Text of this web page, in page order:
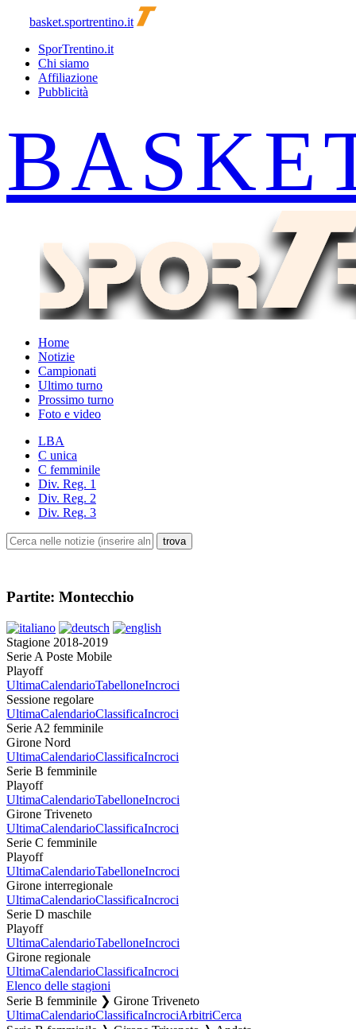
basket.sportrentino.it
SporTrentino.it
Chi siamo
Affiliazione
Pubblicità
Home
Notizie
Campionati
Ultimo turno
Prossimo turno
Foto e video
LBA
C unica
C femminile
Div. Reg. 1
Div. Reg. 2
Div. Reg. 3
Partite: Montecchio
Stagione 2018-2019
Serie A Poste Mobile
Playoff
UltimaCalendarioTabelloneIncroci
Sessione regolare
UltimaCalendarioClassificaIncroci
Serie A2 femminile
Girone Nord
UltimaCalendarioClassificaIncroci
Serie B femminile
Playoff
UltimaCalendarioTabelloneIncroci
Girone Triveneto
UltimaCalendarioClassificaIncroci
Serie C femminile
Playoff
UltimaCalendarioTabelloneIncroci
Girone interregionale
UltimaCalendarioClassificaIncroci
Serie D maschile
Playoff
UltimaCalendarioTabelloneIncroci
Girone regionale
UltimaCalendarioClassificaIncroci
Elenco delle stagioni
Serie B femminile ❯ Girone Triveneto
UltimaCalendarioClassificaIncrociArbitriCerca